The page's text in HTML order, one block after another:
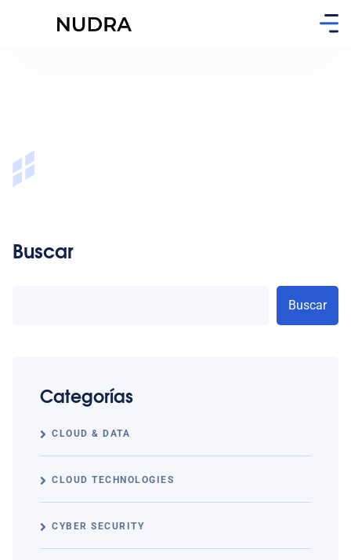
Buscar
Buscar
Categorías
CLOUD & DATA
CLOUD TECHNOLOGIES
CYBER SECURITY